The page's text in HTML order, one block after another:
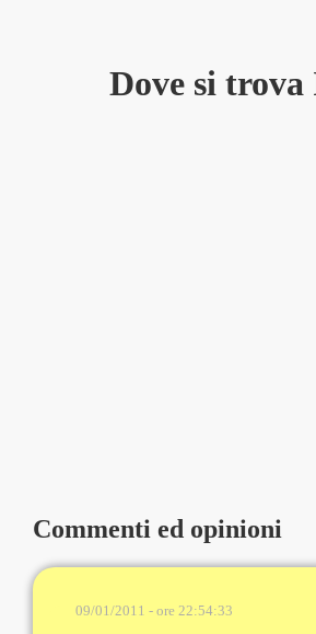
Dove si trova
Commenti ed opinioni
09/01/2011 - ore 22:54:33